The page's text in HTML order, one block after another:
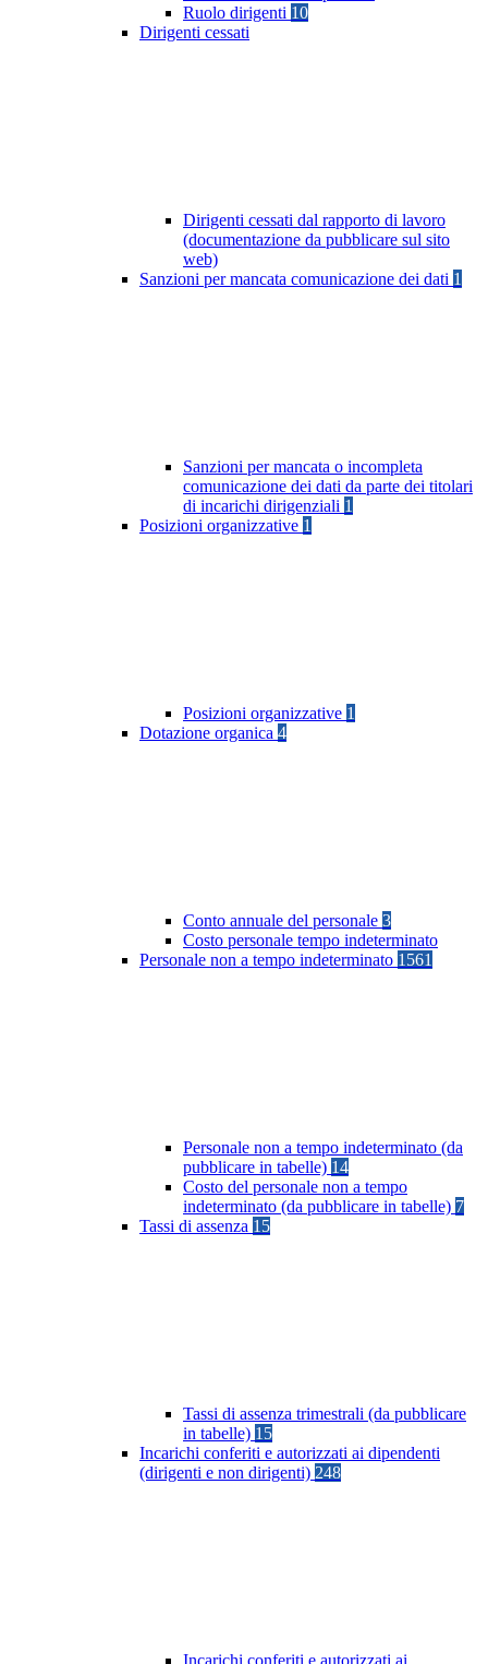
Ruolo dirigenti 10
Dirigenti cessati
Dirigenti cessati dal rapporto di lavoro
(documentazione da pubblicare sul sito
web)
Sanzioni per mancata comunicazione dei dati 1
Sanzioni per mancata o incompleta
comunicazione dei dati da parte dei titolari
di incarichi dirigenziali 1
Posizioni organizzative 1
Posizioni organizzative 1
Dotazione organica 4
Conto annuale del personale 3
Costo personale tempo indeterminato
Personale non a tempo indeterminato 1561
Personale non a tempo indeterminato (da
pubblicare in tabelle) 14
Costo del personale non a tempo
indeterminato (da pubblicare in tabelle) 7
Tassi di assenza 15
Tassi di assenza trimestrali (da pubblicare
in tabelle) 15
Incarichi conferiti e autorizzati ai dipendenti
(dirigenti e non dirigenti) 248